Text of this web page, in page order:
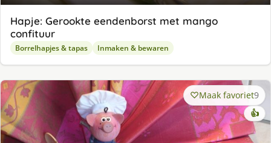
Hapje: Gerookte eendenborst met mango
confituur
Borrelhapjes & tapas Inmaken & bewaren
Maak favoriet9
👍